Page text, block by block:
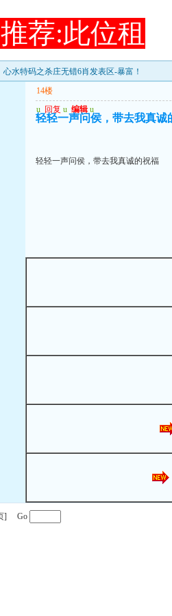
荐:此位租
水特码之杀庄无错6肖发表区-暴富！
14楼
u 回复 u 编辑 u
轻轻一声问侯，带去我真诚
轻轻一声问侯，带去我真诚的祝福
] Go